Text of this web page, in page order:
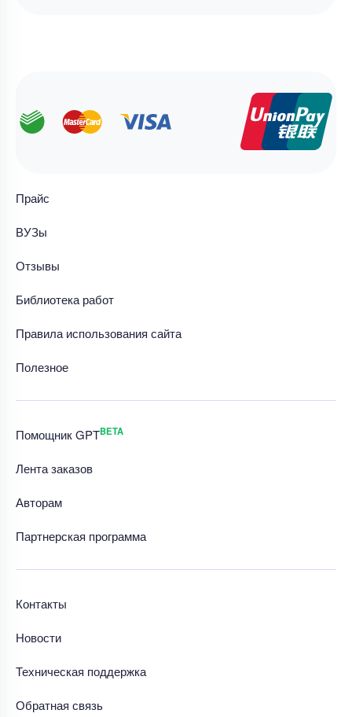
Прайс
ВУЗы
Отзывы
Библиотека работ
Правила использования сайта
Полезное
Помощник GPTBETA
Лента заказов
Авторам
Партнерская программа
Контакты
Новости
Техническая поддержка
Обратная связь